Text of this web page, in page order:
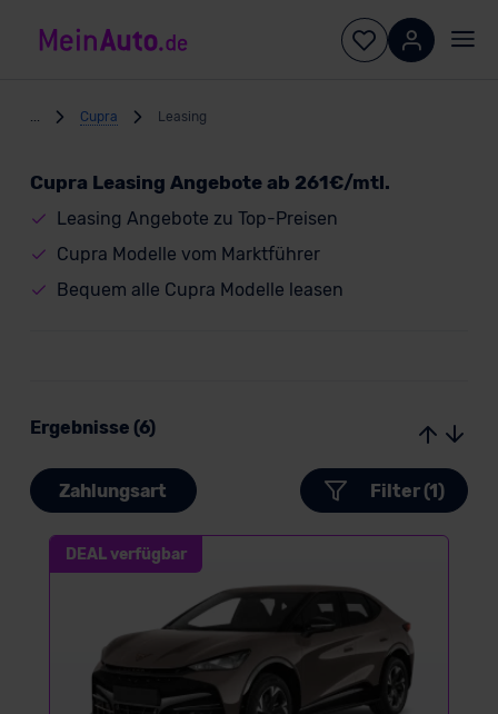
Cupra Leasing
Cupra Leasing Angebote ab 261€/mtl.
Leasing Angebote zu Top-Preisen
Cupra Modelle vom Marktführer
Bequem alle Cupra Modelle leasen
Ergebnisse (6)
Zahlungsart Filter (1)
DEAL verfügbar